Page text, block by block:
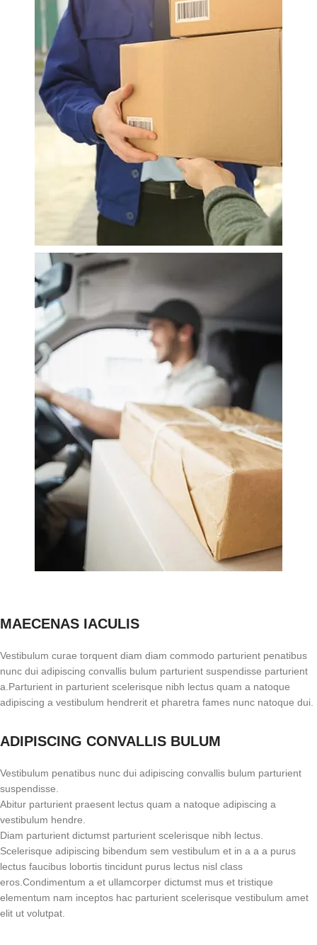
MAECENAS IACULIS
Vestibulum curae torquent diam diam commodo parturient penatibus
nunc dui adipiscing convallis bulum parturient suspendisse parturient
a.Parturient in parturient scelerisque nibh lectus quam a natoque
adipiscing a vestibulum hendrerit et pharetra fames nunc natoque dui.
ADIPISCING CONVALLIS BULUM
Vestibulum penatibus nunc dui adipiscing convallis bulum parturient
suspendisse.
Abitur parturient praesent lectus quam a natoque adipiscing a
vestibulum hendre.
Diam parturient dictumst parturient scelerisque nibh lectus.
Scelerisque adipiscing bibendum sem vestibulum et in a a a purus
lectus faucibus lobortis tincidunt purus lectus nisl class
eros.Condimentum a et ullamcorper dictumst mus et tristique
elementum nam inceptos hac parturient scelerisque vestibulum amet
elit ut volutpat.